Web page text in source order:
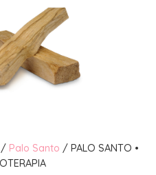
/ Palo Santo / PALO SANTO •